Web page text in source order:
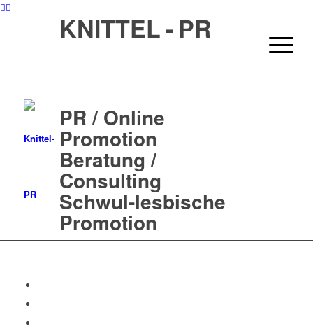
KNITTEL - PR
PR / Online
Promotion
Beratung /
Consulting
Schwul-lesbische
Promotion